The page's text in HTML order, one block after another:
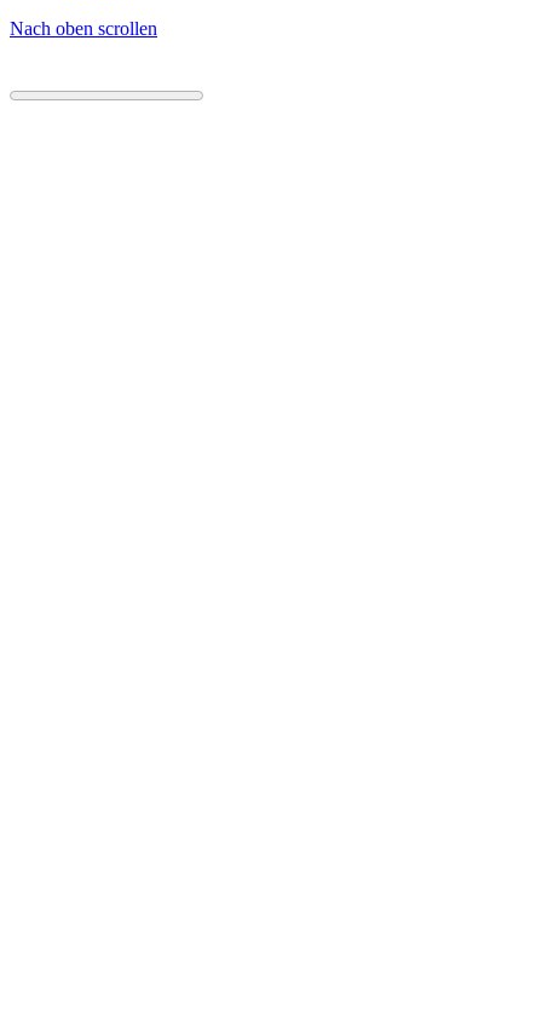
Nach oben scrollen